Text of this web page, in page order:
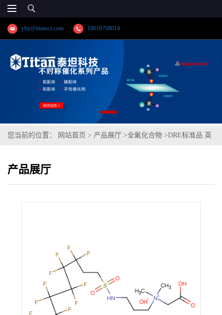
yhx@titansci.com 18616708014
您当前的位置： 网站首页 > 产品展厅 >全氟化合物 >DRE标准品 英
多组分（泰坦现货供应）
产品展厅